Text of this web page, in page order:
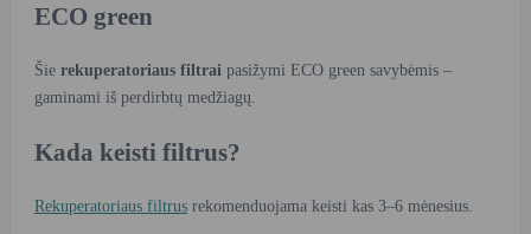
ECO green
Šie rekuperatoriaus filtrai pasižymi ECO green savybėmis –
gaminami iš perdirbtų medžiagų.
Kada keisti filtrus?
Rekuperatoriaus filtrus rekomenduojama keisti kas 3–6 mėnesius.